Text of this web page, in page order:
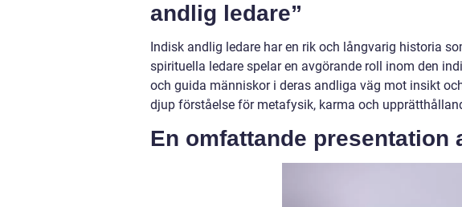
andlig ledare”
Indisk andlig ledare har en rik och långvarig historia
spirituella ledare spelar en avgörande roll inom den
och guida människor i deras andliga väg mot insikt
djup förståelse för metafysik, karma och
En omfattande presentation